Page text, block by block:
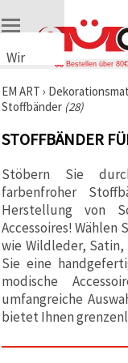
Wir
Cookies
🍪 Wir
Cookies
ähnliche
Technologien,
um den
Betrieb
unserer
Website
sicherzustellen.
Mit Ihrer
Einwilligung
nutzen wir
außerdem
Cookies zu
Analyse-,
und
Bestellen über
EM ART ›
Stoffbänder (28)
STOFFBÄNDER
Stöbern Sie
farbenfroher
Herstellung von
Accessoires! Wählen
wie Wildleder,
Sie eine
modische
umfangreiche
bietet Ihnen